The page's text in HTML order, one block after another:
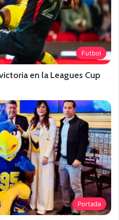
Futbol
en la Leagues Cup
Portada